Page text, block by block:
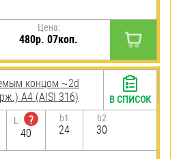
Цена:
480р. 07коп.
концом ~2d
A4 (AISI 316)
L
?
40
b1
24
b2
30
В СПИСОК